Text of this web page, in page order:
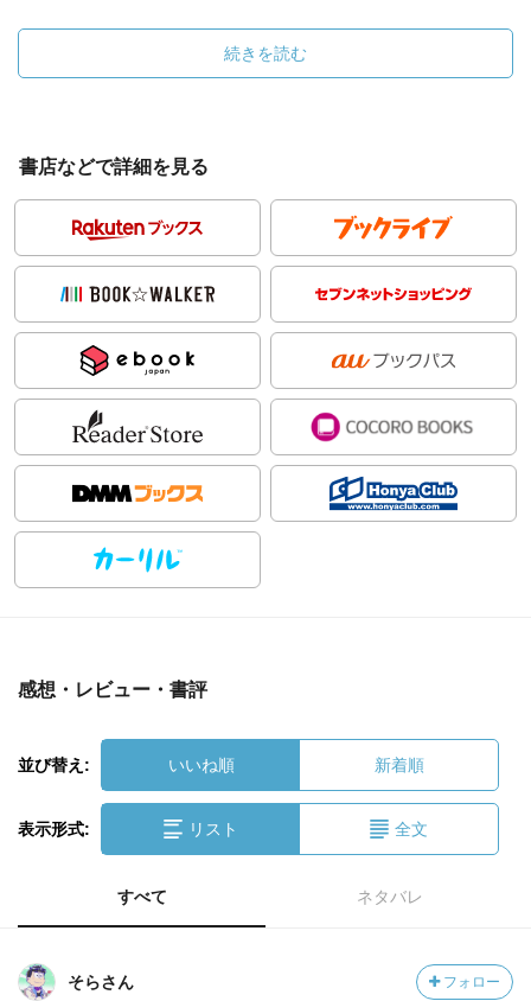
続きを読む
書店などで詳細を見る
感想・レビュー・書評
並び替え: いいね順 新着順
表示形式: リスト 全文
すべて ネタバレ
そらさん フォロー